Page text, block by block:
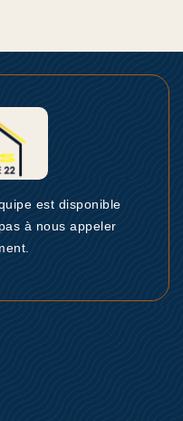
est disponible
à nous appeler